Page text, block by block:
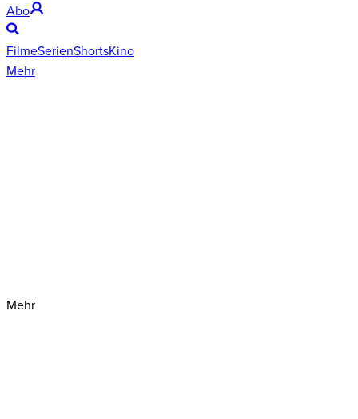
Abo
FilmeSerienShortsKino
Mehr
Mehr